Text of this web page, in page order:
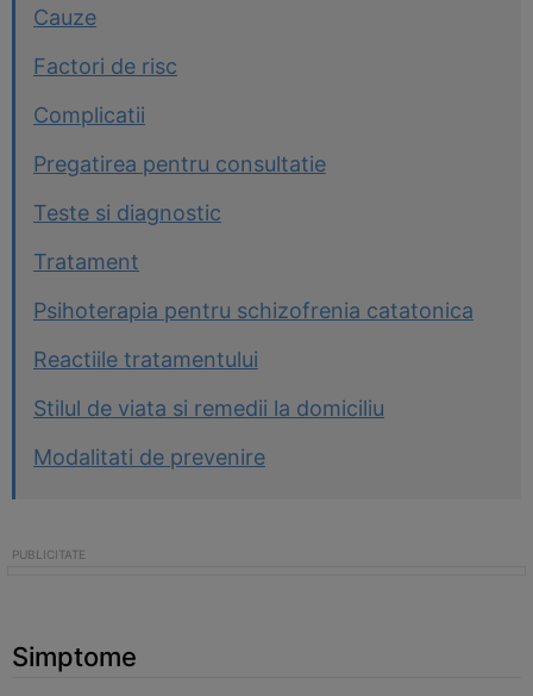
Cauze
Factori de risc
Complicatii
Pregatirea pentru consultatie
Teste si diagnostic
Tratament
Psihoterapia pentru schizofrenia catatonica
Reactiile tratamentului
Stilul de viata si remedii la domiciliu
Modalitati de prevenire
Simptome